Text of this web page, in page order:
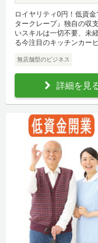
ロイヤリティ0円！低資
タークレープ』独自の収
いスキルは一切不要、未
る今注目のキッチンカー
無店舗型のビジネス
詳細を見